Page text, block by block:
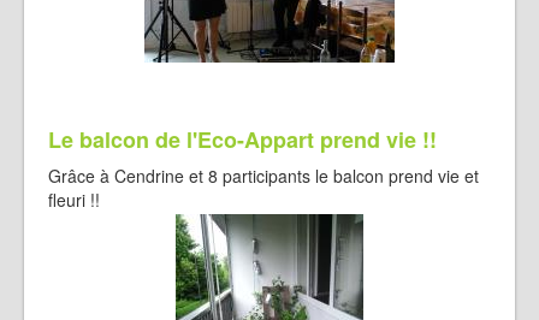
Le balcon de l'Eco-Appart prend vie !!
Grâce à Cendrine et 8 participants le balcon prend vie et
fleuri !!